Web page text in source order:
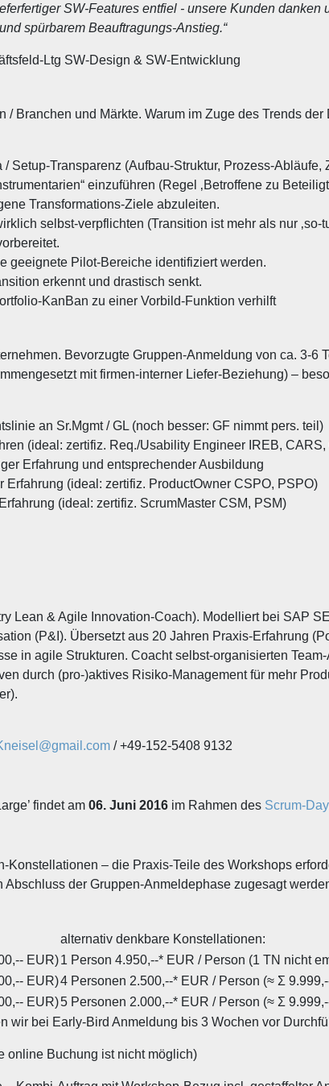
SW-Features entfiel - unsere Kunden danken
spürbarem Beauftragungs-Anstieg.“
Ltg SW-Design & SW-Entwicklung
/ Branchen und Märkte. Warum im Zuge des Trends
Setup-Transparenz (Aufbau-Struktur, Prozess-Abläufe,
einzuführen (Regel ‚Betroffene zu
Transformations-Ziele abzuleiten.
selbst-verpflichten (Transition ist mehr als nur
geeignete Pilot-Bereiche identifiziert werden.
erkennt und drastisch senkt.
KanBan zu einer Vorbild-Funktion verhilft
Bevorzugte Gruppen-Anmeldung von ca. 3-6
mit firmen-interner Liefer-Beziehung) –
an Sr.Mgmt / GL (noch besser: GF nimmt pers. teil)
(ideal: zertifiz. Req./Usability Engineer IREB,
Erfahrung und entsprechender Ausbildung
(ideal: zertifiz. ProductOwner CSPO, PSPO)
(ideal: zertifiz. ScrumMaster CSM, PSM)
Lean & Agile Innovation-Coach). Modelliert bei SAP
(P&I). Übersetzt aus 20 Jahren Praxis-Erfahrung
in agile Strukturen. Coacht selbst-organisierten
durch (pro-)aktives Risiko-Management für mehr
/ +49-152-5408 9132
findet am 06. Juni 2016 im Rahmen des Scrum-
Konstellationen – die Praxis-Teile des Workshops
der Gruppen-Anmeldephase zugesagt
alternativ denkbare Konstellationen:
EUR)1 Person 4.950,--* EUR / Person (1 TN nicht
EUR)4 Personen 2.500,--* EUR / Person (≈ Σ
EUR)5 Personen 2.000,--* EUR / Person (≈ Σ
wir bei Early-Bird Anmeldung bis 3 Wochen vor
online Buchung ist nicht möglich)